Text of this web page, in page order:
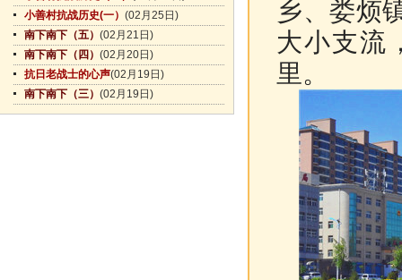
小善村抗战历史(一） (02月25日)
南下南下（五） (02月21日)
南下南下（四） (02月20日)
抗日老战士的心声(02月19日)
南下南下（三） (02月19日)
乡、娄烦
大小支流
里。